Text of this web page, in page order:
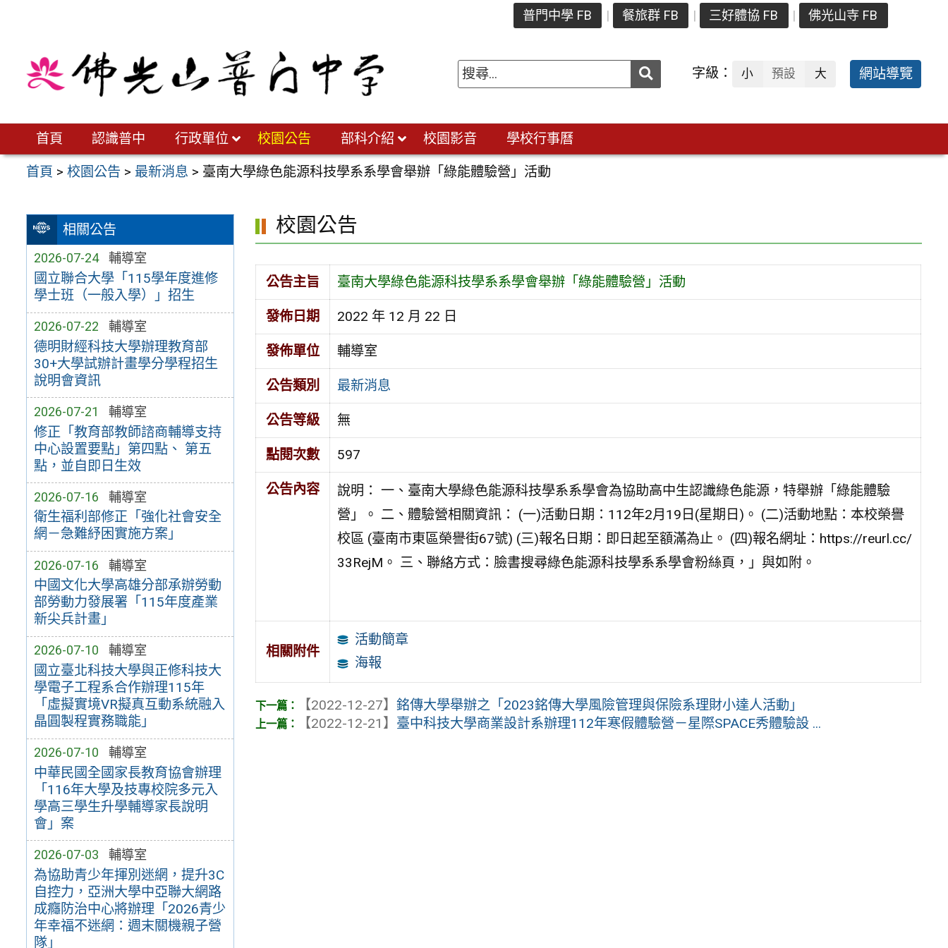
普門中學 FB 餐旅群 FB 三好體協 FB 佛光山寺 FB
送出 字級： 小 預設 大 網站導覽
首頁 認識普中 行政單位 校園公告 部科介紹 校園影音 學校行事曆
首頁 >校園公告 > 最新消息 > 臺南大學綠色能源科技學系系學會舉辦「綠能體驗營」活動
相關公告
2026-07-24 輔導室
國立聯合大學「115學年度進修
學士班（一般入學）」招生
2026-07-22 輔導室
德明財經科技大學辦理教育部
30+大學試辦計畫學分學程招生
說明會資訊
2026-07-21 輔導室
修正「教育部教師諮商輔導支持
中心設置要點」第四點、 第五
點，並自即日生效
2026-07-16 輔導室
衛生福利部修正「強化社會安全
網－急難紓困實施方案」
2026-07-16 輔導室
中國文化大學高雄分部承辦勞動
部勞動力發展署「115年度產業
新尖兵計畫」
2026-07-10 輔導室
國立臺北科技大學與正修科技大
學電子工程系合作辦理115年
「虛擬實境VR擬真互動系統融入
晶圓製程實務職能」
2026-07-10 輔導室
中華民國全國家長教育協會辦理
「116年大學及技專校院多元入
學高三學生升學輔導家長說明
會」案
2026-07-03 輔導室
為協助青少年揮別迷網，提升3C
自控力，亞洲大學中亞聯大網路
成癮防治中心將辦理「2026青少
年幸福不迷網：週末關機親子營
隊」
校園公告
公告主旨 臺南大學綠色能源科技學系系學會舉辦「綠能體驗營」活動
發佈日期 2022 年 12 月 22 日
發佈單位 輔導室
公告類別 最新消息
公告等級 無
點閱次數 597
公告內容
說明： 一、臺南大學綠色能源科技學系系學會為協助高中生認識綠色能源，特舉辦「綠能體驗
營」。 二、體驗營相關資訊： (一)活動日期：112年2月19日(星期日)。 (二)活動地點：本校榮譽
校區 (臺南市東區榮譽街67號) (三)報名日期：即日起至額滿為止。 (四)報名網址：https://reurl.cc/
33RejM。 三、聯絡方式：臉書搜尋綠色能源科技學系系學會粉絲頁，」與如附。
相關附件
活動簡章
海報
【2022-12-27】銘傳大學舉辦之「2023銘傳大學風險管理與保險系理財小達人活動」
【2022-12-21】 臺中科技大學商業設計系辦理112年寒假體驗營－星際SPACE秀體驗設 ...